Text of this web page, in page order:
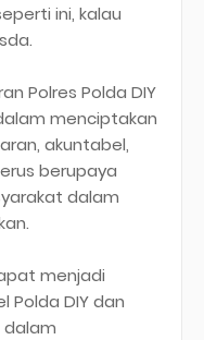
ini, kalau
Polres Polda DIY
menciptakan
akuntabel,
berupaya
dalam
menjadi
Polda DIY dan
dalam